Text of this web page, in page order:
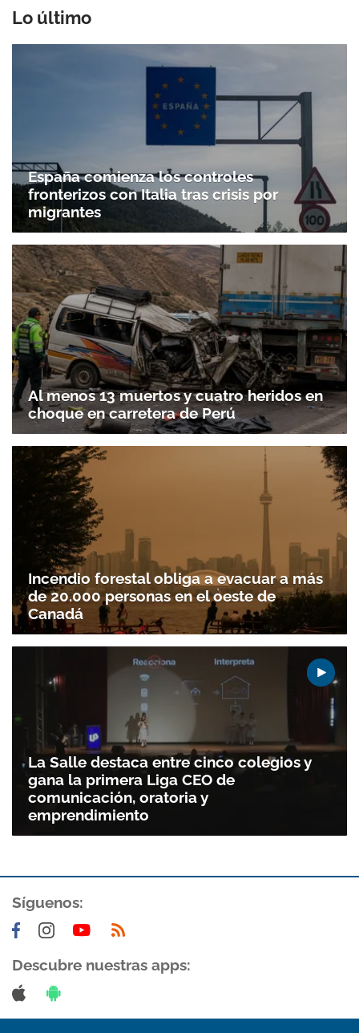
Gracias por suscribirte a nuestro boletín.
ACEPTAR
Lo último
España comienza los controles
fronterizos con Italia tras crisis por
migrantes
Al menos 13 muertos y cuatro heridos en
choque en carretera de Perú
Incendio forestal obliga a evacuar a más
de 20.000 personas en el oeste de
Canadá
La Salle destaca entre cinco colegios y
gana la primera Liga CEO de
comunicación, oratoria y
emprendimiento
Síguenos:
Descubre nuestras apps: